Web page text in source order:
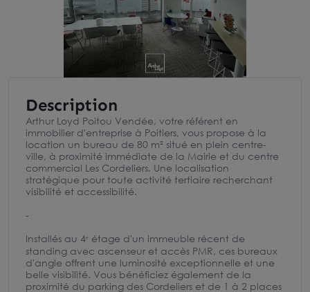
Description
Arthur Loyd Poitou Vendée, votre référent en
immobilier d'entreprise à Poitiers, vous propose à la
location un bureau de 80 m² situé en plein centre-
ville, à proximité immédiate de la Mairie et du centre
commercial Les Cordeliers. Une localisation
stratégique pour toute activité tertiaire recherchant
visibilité et accessibilité.
-
Installés au 4ᵉ étage d'un immeuble récent de
standing avec ascenseur et accès PMR, ces bureaux
d'angle offrent une luminosité exceptionnelle et une
belle visibilité. Vous bénéficiez également de la
proximité du parking des Cordeliers et de 1 à 2 places